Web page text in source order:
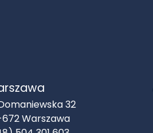
32
Warszawa